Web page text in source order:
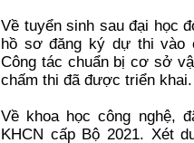
Về tuyển sinh sau đại học
hồ sơ đăng ký dự thi vào
Công tác chuẩn bị cơ sở
chấm thi đã được triển
Về khoa học công nghệ,
KHCN cấp Bộ 2021. Xét